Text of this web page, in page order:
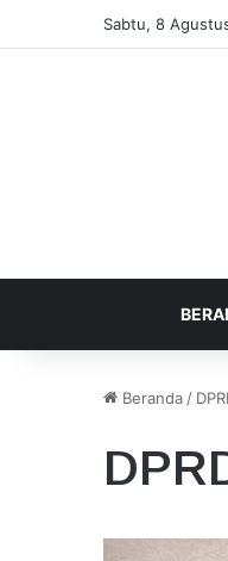
Sabtu, 8
Beranda /